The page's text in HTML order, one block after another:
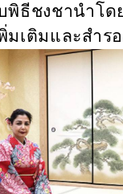
พิธีชงชานำโด
มเติมและสำร